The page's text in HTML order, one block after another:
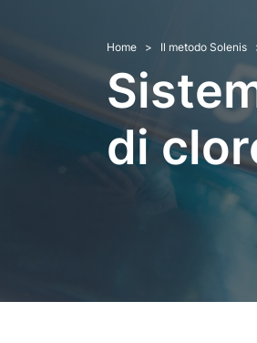
Home Il metodo Solenis
di